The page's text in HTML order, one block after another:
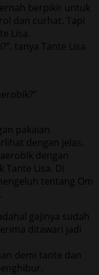
berpikir untuk
dan curhat. Tapi
Lisa.
tanya Tante Lisa
pakaian
dengan jelas.
dengan
Lisa. Di
tentang Om
gajinya sudah
ditawari jadi
demi tante dan